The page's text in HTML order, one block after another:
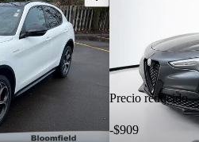
Precio reducido
-$909